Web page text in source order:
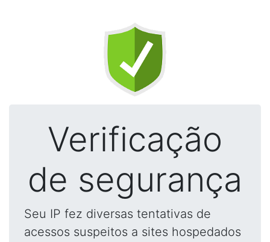
Verificação
de segurança
Seu IP fez diversas tentativas de
acessos suspeitos a sites hospedados